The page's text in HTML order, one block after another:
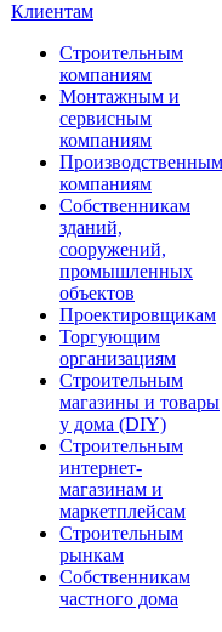
Клиентам
Строительным
компаниям
Монтажным и
сервисным
компаниям
Производственным
компаниям
Собственникам
зданий,
сооружений,
промышленных
объектов
Проектировщикам
Торгующим
организациям
Строительным
магазины и товары
у дома (DIY)
Строительным
интернет-
магазинам и
маркетплейсам
Строительным
рынкам
Собственникам
частного дома